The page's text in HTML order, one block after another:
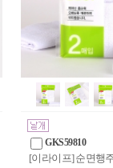
GKS59810
[이라이프] 순면행